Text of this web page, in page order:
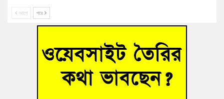
জুলাই গণঅভ্যুত্থান দিবসে কুমিল্লায় শ্রদ্ধা, র‍্যালি ও সংবর্ধনা
তনু হত্যা মামলায় গ্রেফতার সাবেক সেনা সদস্য হাফিজুর রহমান
হাইকোর্টের জামিনে মুক্ত
আহত শিক্ষার্থীদের দেখতে গিয়ে মেডিকেলের ক্যান্টিনে অবরুদ্ধ জবি
আগে পরে